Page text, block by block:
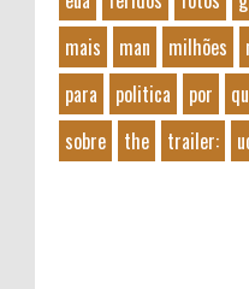
mais
man milhões
para
politica por
sobre
the trailer: